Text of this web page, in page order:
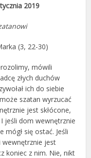
2019
(3, 22-30)
mówili
złych duchów
ich do siebie
szatan wyrzucać
jest skłócone,
jeśli dom wewnętrznie
mógł się ostać. Jeśli
wewnętrznie jest
koniec z nim. Nie, nikt